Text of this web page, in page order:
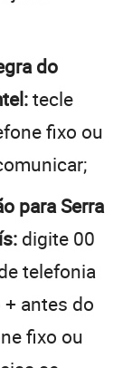
do
tecle
fixo ou
para Serra
digite 00
telefonia
antes do
fixo ou